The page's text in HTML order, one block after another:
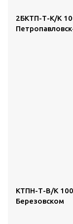
2БКТП-Т-К/К
КТПН-Т-В/К
Березовском